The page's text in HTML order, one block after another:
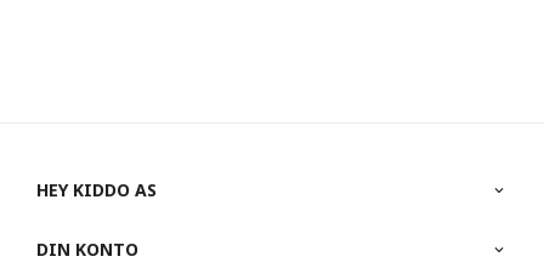
HEY KIDDO AS
DIN KONTO